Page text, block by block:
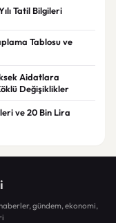
Tatil Bilgileri
Tablosu ve
Aidatlara
Değişiklikler
ve 20 Bin Lira
gündem, ekonomi,